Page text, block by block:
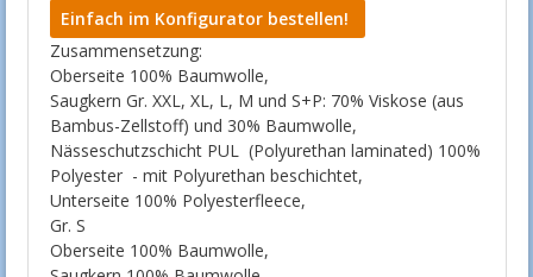
Einfach im Konfigurator bestellen!
Zusammensetzung:
Oberseite 100% Baumwolle,
Saugkern Gr. XXL, XL, L, M und S+P: 70% Viskose (aus
Bambus-Zellstoff) und 30% Baumwolle,
Nässeschutzschicht PUL (Polyurethan laminated) 100%
Polyester - mit Polyurethan beschichtet,
Unterseite 100% Polyesterfleece,
Gr. S
Oberseite 100% Baumwolle,